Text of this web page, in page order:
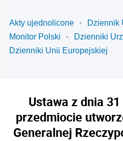
Akty ujednolicone
Dziennik
Monitor Polski
Dzienniki
Dzienniki Unii Europejskiej
Ustawa z dnia
przedmiocie
Generalnej